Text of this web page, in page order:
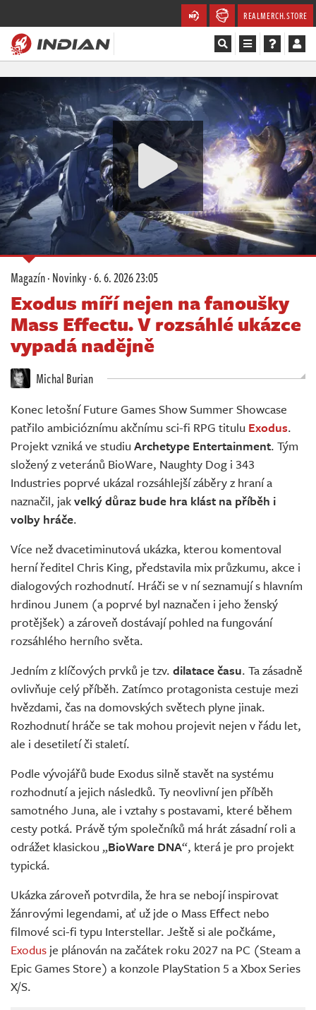
REALMERCH.STORE
Recenze
Videa
Soutěže
Databáze
Komunita
Redakce
Živě
Magazín·Novinky·6. 6. 2026 23:05
Exodus míří nejen na fanoušky
Mass Effectu. V rozsáhlé ukázce
vypadá nadějně
Michal Burian
Konec letošní Future Games Show Summer Showcase
patřilo ambicióznímu akčnímu sci-fi RPG titulu Exodus.
Projekt vzniká ve studiu Archetype Entertainment. Tým
složený z veteránů BioWare, Naughty Dog i 343
Industries poprvé ukázal rozsáhlejší záběry z hraní a
naznačil, jakvelký důraz bude hra klást na příběh i
volby hráče.
Více než dvacetiminutová ukázka, kterou komentoval
herní ředitel Chris King, představila mix průzkumu, akce i
dialogových rozhodnutí. Hráči se v ní seznamují s hlavním
hrdinou Junem (a poprvé byl naznačen i jeho ženský
protějšek) a zároveň dostávají pohled na fungování
rozsáhlého herního světa.
Jedním z klíčových prvků je tzv. dilatace času. Ta zásadně
ovlivňuje celý příběh. Zatímco protagonista cestuje mezi
hvězdami, čas na domovských světech plyne jinak.
Rozhodnutí hráče se tak mohou projevit nejen v řádu let,
ale i desetiletí či staletí.
Podle vývojářů bude Exodus silně stavět na systému
rozhodnutí a jejich následků. Ty neovlivní jen příběh
samotného Juna, ale i vztahy s postavami, které během
cesty potká. Právě tým společníků má hrát zásadní roli a
odrážet klasickou „BioWare DNA“, která je pro projekt
typická.
Ukázka zároveň potvrdila, že hra se nebojí inspirovat
žánrovými legendami, ať už jde o Mass Effect nebo
filmové sci-fi typu Interstellar. Ještě si ale počkáme,
Exodus je plánován na začátek roku 2027 na PC (Steam a
Epic Games Store) a konzole PlayStation 5 a Xbox Series
X/S.